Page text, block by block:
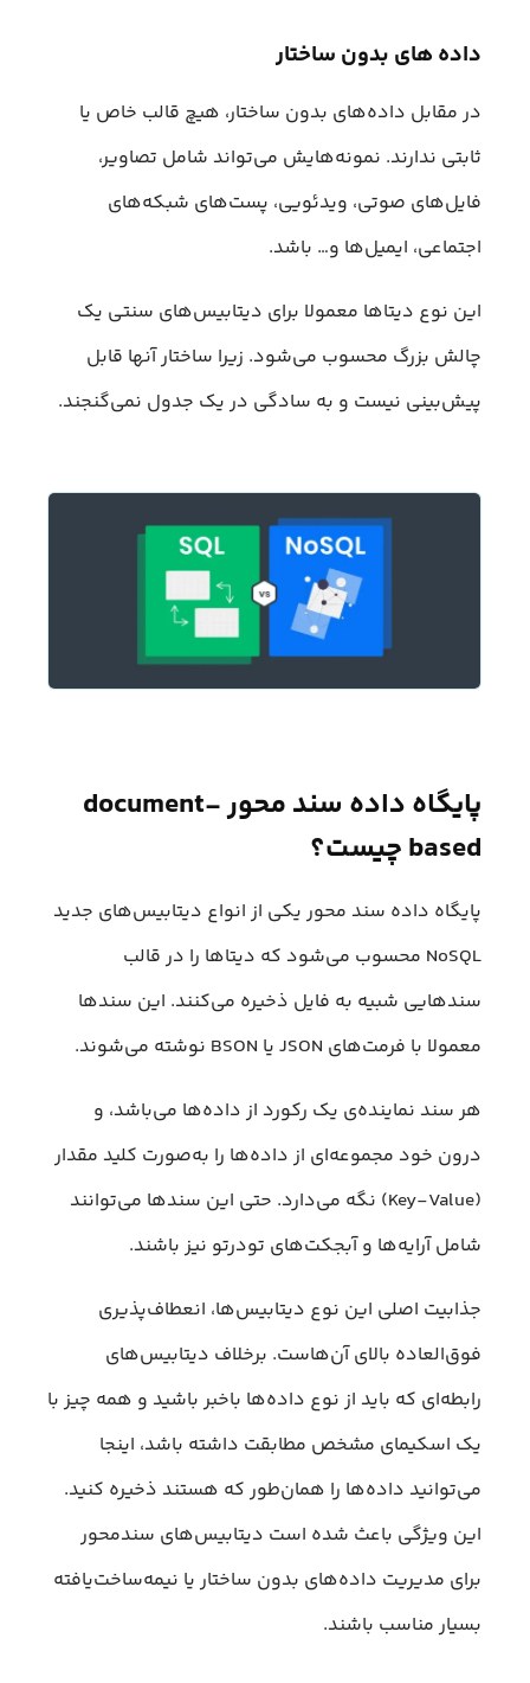
داده‌ های بدون ساختار
در مقابل داده‌های بدون ساختار، هیچ قالب خاص یا
ثابتی ندارند. نمونه‌هایش می‌تواند شامل تصاویر،
فایل‌های صوتی، ویدئویی، پست‌های شبکه‌های
اجتماعی، ایمیل‌ها و… باشد.
این نوع دیتاها معمولا برای دیتابیس‌های سنتی یک
چالش بزرگ محسوب می‌شود. زیرا ساختار آنها قابل
پیش‌بینی نیست و به سادگی در یک جدول نمی‌گنجند.
پایگاه‌ داده سند محور document-
based چیست؟
پایگاه داده سند محور یکی از انواع دیتابیس‌های جدید
NoSQL محسوب می‌شود که دیتاها را در قالب
سندهایی شبیه به فایل ذخیره می‌کنند. این سندها
معمولا با فرمت‌های JSON یا BSON نوشته می‌شوند.
هر سند نماینده‌ی یک رکورد از داده‌ها می‌باشد، و
درون خود مجموعه‌ای از داده‌ها را به‌صورت کلید مقدار
(Key-Value) نگه می‌دارد. حتی این سندها می‌توانند
شامل آرایه‌ها و آبجکت‌های تودرتو نیز باشند.
جذابیت اصلی این نوع دیتابیس‌ها، انعطاف‌پذیری
فوق‌العاده بالای آن‌هاست. برخلاف دیتابیس‌های
رابطه‌ای که باید از نوع داده‌ها باخبر باشید و همه چیز با
یک اسکیمای مشخص مطابقت داشته باشد، اینجا
می‌توانید داده‌ها را همان‌طور که هستند ذخیره کنید.
این ویژگی باعث شده است دیتابیس‌های سندمحور
برای مدیریت داده‌های بدون ساختار یا نیمه‌ساخت‌یافته
بسیار مناسب باشند.